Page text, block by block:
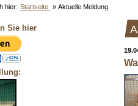
hier: Startseite » Aktuelle Meldung
Sie hier